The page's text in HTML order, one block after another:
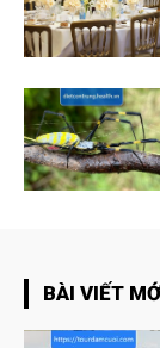
BÀI VIẾT